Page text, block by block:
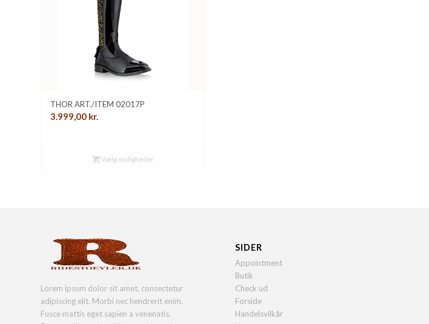
THOR ART./ITEM 02017P
3.999,00 kr.
Vælg muligheder
Lorem ipsum dolor sit amet, consectetur
adipiscing elit. Morbi nec hendrerit enim.
Fusce mattis eget sapien a venenatis.
SIDER
Appointment
Butik
Check ud
Forside
Handelsvilkår